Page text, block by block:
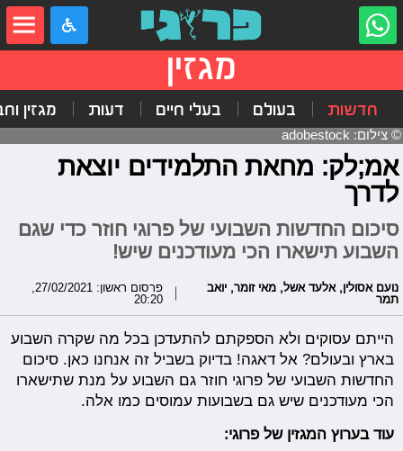
מגזין
חדשות בעולם בעלי חיים דעות מגזין
© צילום: adobestock
אמ;לק: מחאת התלמידים יוצאת
לדרך
סיכום החדשות השבועי של פרוגי חוזר כדי שגם
השבוע תישארו הכי מעודכנים שיש!
נועם אסולין, אלעד אשל, מאי זומר, יואב
תמר
20:20
הייתם עסוקים ולא הספקתם להתעדכן בכל מה שקרה השבוע
בארץ ובעולם? אל דאגה! בדיוק בשביל זה אנחנו כאן. סיכום
החדשות השבועי של פרוגי חוזר גם השבוע על מנת שתישארו
הכי מעודכנים שיש גם בשבועות עמוסים כמו אלה.
עוד בערוץ המגזין של פרוגי: